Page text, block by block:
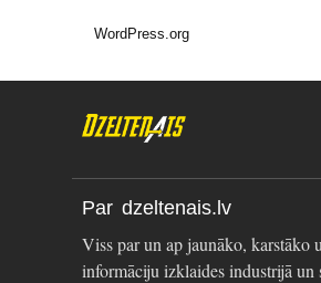
WordPress.org
Par dzeltenais.lv
Viss par un ap jaunāko, karstāko
informāciju izklaides industrijā un